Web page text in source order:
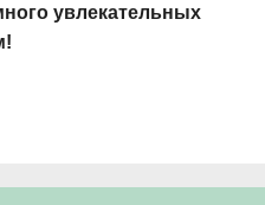
увлекательных